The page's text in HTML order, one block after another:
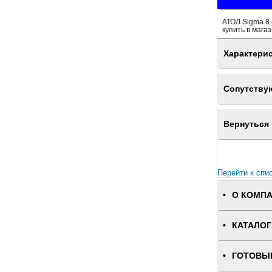
АТОЛ Sigma 8
купить в
Вернуться
Перейти к
О
КАТАЛОГ